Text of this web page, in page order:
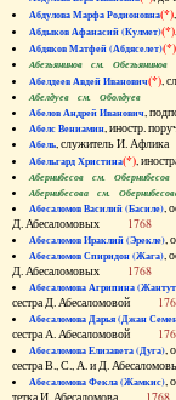
Абдулова Марфа Родионовна(*)
Абдыков Афанасий (Кулмет)(*)
Абдяков Матфей (Абдяселет)(*)
Абезьянинов см. Обезьянинов
Абелдеев Авдей Иванович(*),
Абелдуев см. Оболдуев
Абелов Андрей Иванович,
Абелс Вениамин, иностр.
Абель, служитель И.
Абельгард Христина(*),
Абернибесов см. Обернибесов
Абернибесова см.
Абесаломов Василий (Басиле),
Д. Абесаломовых 1768
Абесаломов Ираклий (Эрекле),
Абесаломов Спиридон (Жага),
Д. Абесаломовых 1768
Абесаломова Агрипина
сестра Д. Абесаломовой
Абесаломова Дарья (Джан
сестра А. Абесаломовой
Абесаломова Елизавета (Дуга),
сестра В., С., А. и Д.
Абесаломова Фекла (Жамкис),